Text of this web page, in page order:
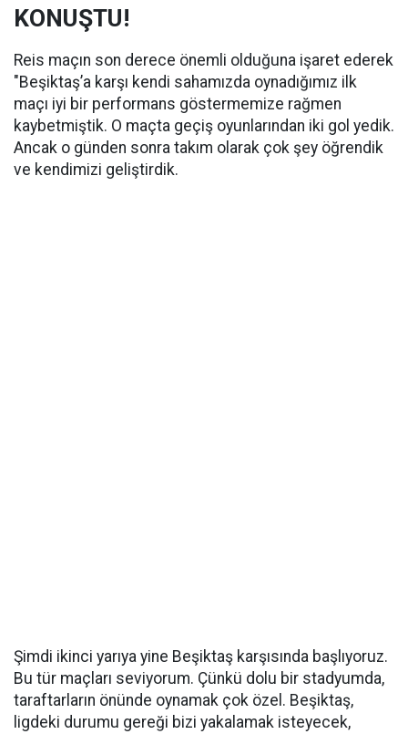
KONUŞTU!
Reis maçın son derece önemli olduğuna işaret ederek
"Beşiktaş’a karşı kendi sahamızda oynadığımız ilk
maçı iyi bir performans göstermemize rağmen
kaybetmiştik. O maçta geçiş oyunlarından iki gol yedik.
Ancak o günden sonra takım olarak çok şey öğrendik
ve kendimizi geliştirdik.
Şimdi ikinci yarıya yine Beşiktaş karşısında başlıyoruz.
Bu tür maçları seviyorum. Çünkü dolu bir stadyumda,
taraftarların önünde oynamak çok özel. Beşiktaş,
ligdeki durumu gereği bizi yakalamak isteyecek,